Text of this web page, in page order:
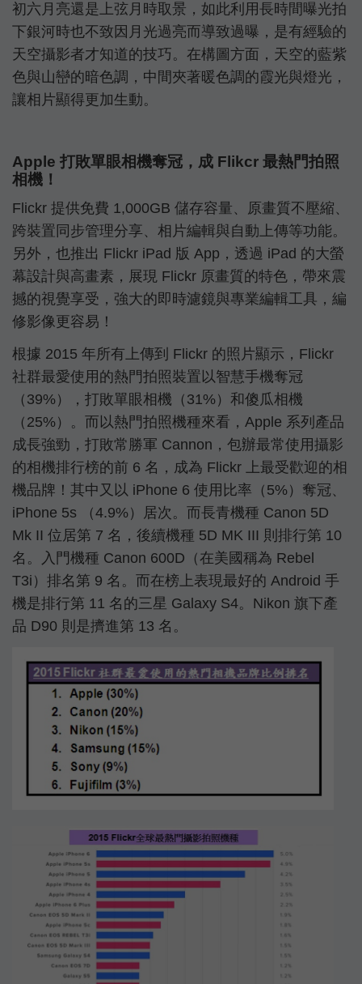
初六月亮還是上弦月時取景，如此利用長時間曝光拍
下銀河時也不致因月光過亮而導致過曝，是有經驗的
天空攝影者才知道的技巧。在構圖方面，天空的藍紫
色與山巒的暗色調，中間夾著暖色調的霞光與燈光，
讓相片顯得更加生動。
Apple 打敗單眼相機奪冠，成 Flikcr 最熱門拍照
相機！
Flickr 提供免費 1,000GB 儲存容量、原畫質不壓縮、
跨裝置同步管理分享、相片編輯與自動上傳等功能。
另外，也推出 Flickr iPad 版 App，透過 iPad 的大螢
幕設計與高畫素，展現 Flickr 原畫質的特色，帶來震
撼的視覺享受，強大的即時濾鏡與專業編輯工具，編
修影像更容易！
根據 2015 年所有上傳到 Flickr 的照片顯示，Flickr
社群最愛使用的熱門拍照裝置以智慧手機奪冠
（39%），打敗單眼相機（31%）和傻瓜相機
（25%）。而以熱門拍照機種來看，Apple 系列產品
成長強勁，打敗常勝軍 Cannon，包辦最常使用攝影
的相機排行榜的前 6 名，成為 Flickr 上最受歡迎的相
機品牌！其中又以 iPhone 6 使用比率（5%）奪冠、
iPhone 5s （4.9%）居次。而長青機種 Canon 5D
Mk II 位居第 7 名，後續機種 5D MK III 則排行第 10
名。入門機種 Canon 600D（在美國稱為 Rebel
T3i）排名第 9 名。而在榜上表現最好的 Android 手
機是排行第 11 名的三星 Galaxy S4。Nikon 旗下產
品 D90 則是擠進第 13 名。